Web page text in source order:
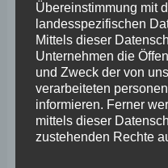
Das Ministerium ist
Linien zu entwickeln. Es
Modellprojekte im
Entwicklungs- und
haben die LEAP, wenn
Konsumtempeln auf der
Übereinstimmung mit
landesspezifischen
Mittels dieser
Unternehmen die
und Zweck der von
verarbeiteten
informieren. Ferner
mittels dieser
zustehenden Rechte